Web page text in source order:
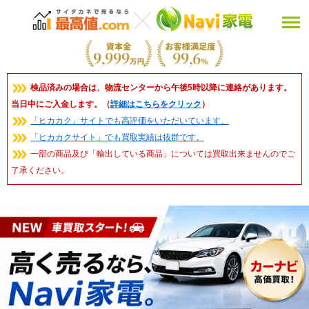
検品済みの場合は、物流センターから午後5時以降に連絡があります。
当日中にご入金します。（詳細はこちらをクリック ）
「ヒカカク」サイトでも高評価をいただいています。
「ヒカカクサイト」でも買取実績は抜群です。
一部の商品及び「輸出している商品」については買取出来ませんのでご
了承ください。